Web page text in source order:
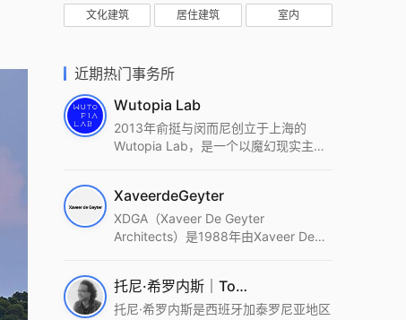
文化建筑 居住建筑 室内
近期热门事务所
Wutopia Lab
2013年俞挺与闵而尼创立于上海的
Wutopia Lab，是一个以魔幻现实主
统这种新的思维范式为基础，以上海性
和生活性为介入设计的原点，以建筑为
工具，从而推动建筑学和社会学进步。
2022 DFA中获Merit,2021 Architizer
A+ Firm Awards中获Special
XaveerdeGeyter
XDGA（Xaveer De Geyter
Architects）是1988年由Xaveer De
进的设计方法、多元的专业团队和国际
化的作品著称，曾获密斯·凡·德罗奖、
托尼·希罗内斯｜Toni Gironès
托尼·希罗内斯是西班牙加泰罗尼亚地区